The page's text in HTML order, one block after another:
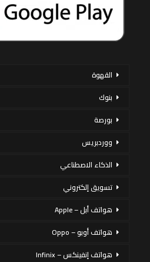
القهوة
بنوك
بورصة
ووردبريس
الذكاء الاصطناعي
تسويق إلكتروني
هواتف أبل – Apple
هواتف أوبو – Oppo
هواتف إنفينكس – Infinix